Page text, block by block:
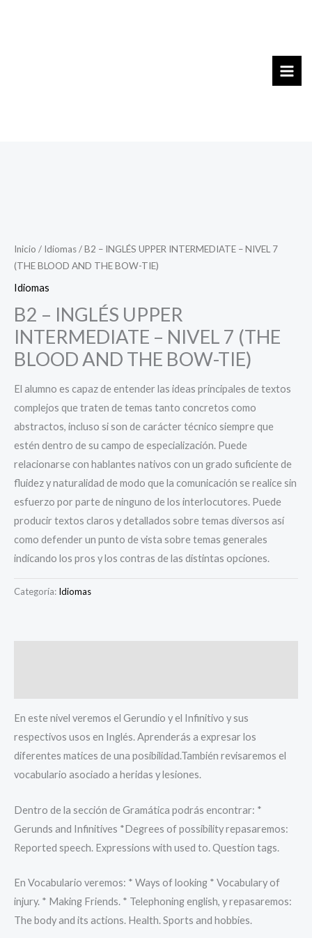
Inicio / Idiomas/ B2 – INGLÉS UPPER INTERMEDIATE – NIVEL 7
(THE BLOOD AND THE BOW-TIE)
Idiomas
B2 – INGLÉS UPPER
INTERMEDIATE – NIVEL 7 (THE
BLOOD AND THE BOW-TIE)
El alumno es capaz de entender las ideas principales de textos
complejos que traten de temas tanto concretos como
abstractos, incluso si son de carácter técnico siempre que
estén dentro de su campo de especialización. Puede
relacionarse con hablantes nativos con un grado suficiente de
fluidez y naturalidad de modo que la comunicación se realice sin
esfuerzo por parte de ninguno de los interlocutores. Puede
producir textos claros y detallados sobre temas diversos así
como defender un punto de vista sobre temas generales
indicando los pros y los contras de las distintas opciones.
Categoría: Idiomas
En este nivel veremos el Gerundio y el Infinitivo y sus
respectivos usos en Inglés. Aprenderás a expresar los
diferentes matices de una posibilidad.También revisaremos el
vocabulario asociado a heridas y lesiones.
Dentro de la sección de Gramática podrás encontrar: *
Gerunds and Infinitives *Degrees of possibility repasaremos:
Reported speech. Expressions with used to. Question tags.
En Vocabulario veremos: * Ways of looking * Vocabulary of
injury. * Making Friends. * Telephoning english, y repasaremos:
The body and its actions. Health. Sports and hobbies.